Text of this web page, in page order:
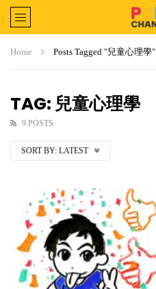
Home Posts Tagged "兒童心理學"
TAG: 兒童心理學
9 POSTS
SORT BY: LATEST